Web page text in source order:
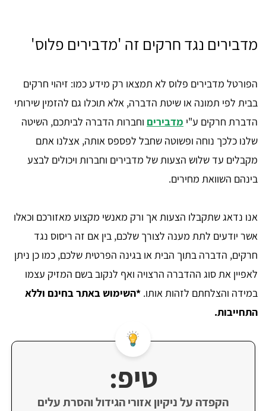
מדבירים נגד חרקים זה 'מדבירים פלוס'
הפורטל מדבירים פלוס לא תמצאו רק מידע כמו: זיהוי חרקים
בבית לפי תמונה או שיטת הדברה, אלא תוכלו גם להזמין שירותי
הדברת חרקים ע"י מדבירים וחברות הדברה לביתכם, השיטה
שלנו כלכך נוחה ופשוטה שחבל לפספס אותה, אצלנו אתם
מקבלים עד שלוש הצעות של מדבירים וחברות ויכולים לבצע
בינהם השוואת מחירים.
אנו נדאג שתקבלו הצעות אך ורק מאנשי מקצוע מאזורכם וכאלו
אשר יודעים לתת מענה לצורך שלכם, בין אם זה ריסוס נגד
חרקים, הדברה בתוך הבית או בגינה הפרטית שלכם, כמו כן ניתן
לאפיין את סוג ההדברה הרצויה ואף לנקוב בשם המזיק עצמו
במידה והצלחתם לזהות אותו. *השימוש באתר בחינם וללא
התחייבות.
טיפ:
הקפדה על ניקיון אזורי הגידול והסרת עלים